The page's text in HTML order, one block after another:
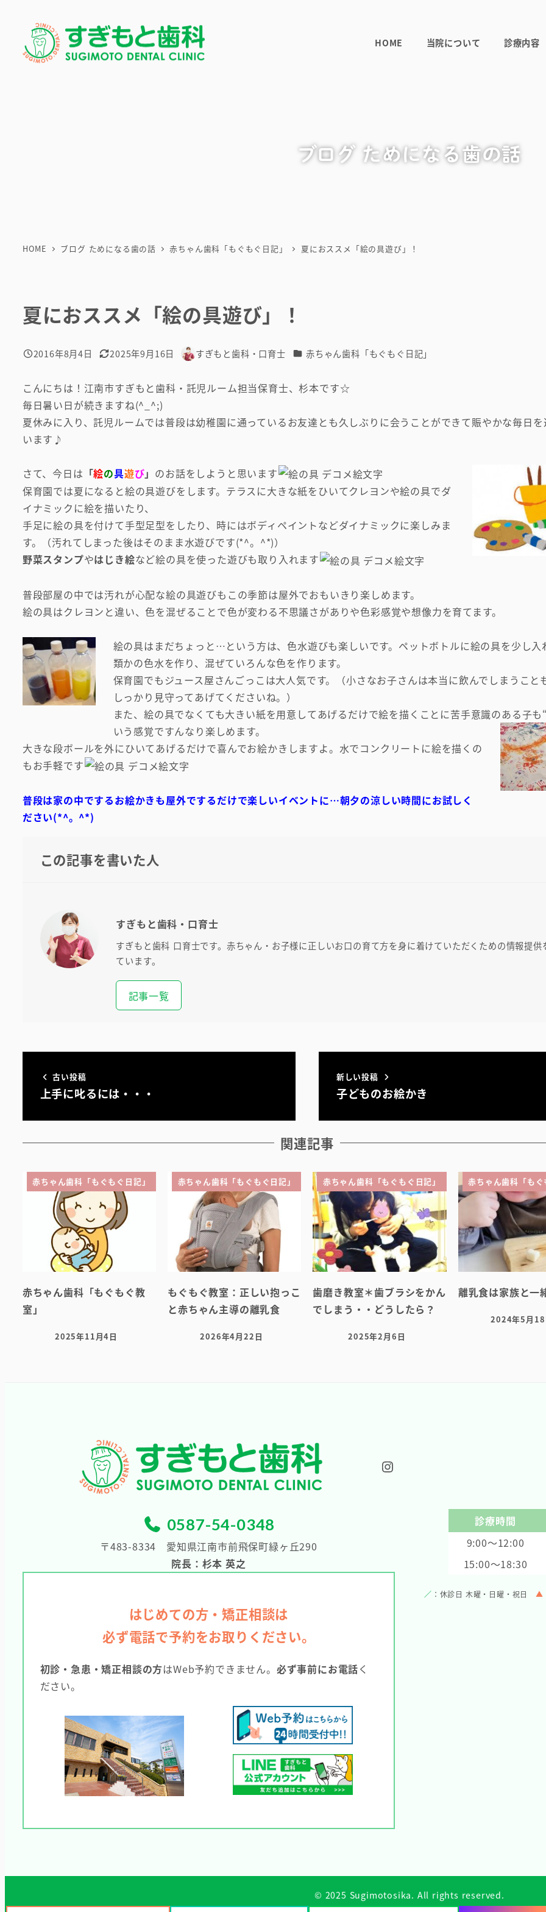
HOME 当院について 診療内容
ブログ ためになる歯の話
HOME ブログ ためになる歯の話 赤ちゃん歯科「もぐもぐ日記」 夏におススメ「絵の具遊び」！
夏におススメ「絵の具遊び」！
投稿日
2016年8月4日
更新日
2025年9月16日
著
すぎもと歯科・口育士 カテゴリー
赤ちゃん歯科「もぐもぐ日記」
こんにちは！江南市すぎもと歯科・託児ルーム担当保育士、杉本です☆
毎日暑い日が続きますね(^_^;)
夏休みに入り、託児ルームでは普段は幼稚園に通っているお友達とも久しぶりに会うことができて賑やかな毎日
います♪
さて、今日は 「絵の具遊び」 のお話をしようと思います
保育園では夏になると絵の具遊びをします。テラスに大きな紙をひいてクレヨンや絵の具でダ
イナミックに絵を描いたり、
手足に絵の具を付けて手型足型をしたり、時にはボディペイントなどダイナミックに楽しみま
す。（汚れてしまった後はそのまま水遊びです(*^。^*)）
野菜スタンプやはじき絵など絵の具を使った遊びも取り入れます
普段部屋の中では汚れが心配な絵の具遊びもこの季節は屋外でおもいきり楽しめます。
絵の具はクレヨンと違い、色を混ぜることで色が変わる不思議さがありや色彩感覚や想像力を育てます。
絵の具はまだちょっと…という方は、色水遊びも楽しいです。ペットボトルに絵の具を少し入
類かの色水を作り、混ぜていろんな色を作ります。
保育園でもジュース屋さんごっこは大人気です。（小さなお子さんは本当に飲んでしまうこと
しっかり見守ってあげてくださいね。）
また、絵の具でなくても大きい紙を用意してあげるだけで絵を描くことに苦手意識のある子も
いう感覚ですんなり楽しめます。
大きな段ボールを外にひいてあげるだけで喜んでお絵かきしますよ。水でコンクリートに絵を描くの
もお手軽です
普段は家の中でするお絵かきも屋外でするだけで楽しいイベントに…朝夕の涼しい時間にお試しく
ださい(*^。^*)
この記事を書いた人
すぎもと歯科・口育士
すぎもと歯科 口育士です。赤ちゃん・お子様に正しいお口の育て方を身に着けていただくための情報提供
ています。
記事一覧
古い投稿
上手に叱るには・・・
新しい投稿
子どものお絵かき
関連記事
赤ちゃん歯科「もぐもぐ日記」
赤ちゃん歯科「もぐもぐ教
室」
投稿日
2025年11月4日
赤ちゃん歯科「もぐもぐ日記」
もぐもぐ教室：正しい抱っこ
と赤ちゃん主導の離乳食
投稿日
2026年4月22日
赤ちゃん歯科「もぐもぐ日記」
歯磨き教室＊歯ブラシをかん
でしまう・・どうしたら？
投稿日
2025年2月6日
赤ちゃん歯科「も
離乳食は家族と一
投稿日
2024年5月
Instagram
0587-54-0348
〒483-8334 愛知県江南市前飛保町緑ヶ丘290
院長：杉本 英之
はじめての方・矯正相談は
必ず電話で予約をお取りください。
初診・急患・矯正相談の方はWeb予約できません。 必ず事前にお電話く
ださい。
診療時間
9:00～12:00
15:00～18:30
／ ：休診日 木曜・日曜・祝日▲
© 2025 Sugimotosika. All rights reserved.